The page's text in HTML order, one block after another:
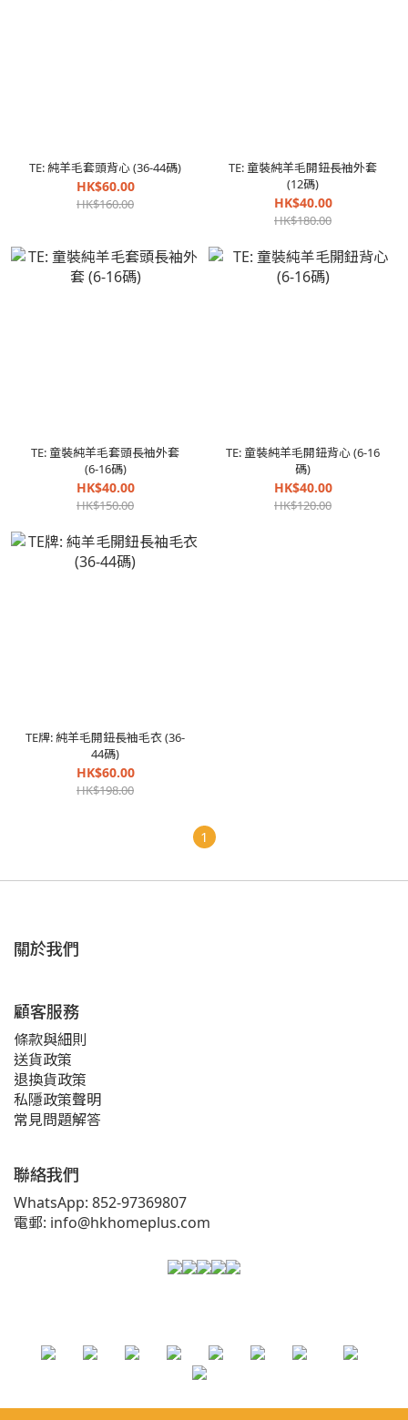
TE: 純羊毛套頭背心 (36-44碼)
HK$60.00
HK$160.00
TE: 童裝純羊毛開鈕長袖外套
(12碼)
HK$40.00
HK$180.00
TE: 童裝純羊毛套頭長袖外套
(6-16碼)
HK$40.00
HK$150.00
TE: 童裝純羊毛開鈕背心 (6-16
碼)
HK$40.00
HK$120.00
TE牌: 純羊毛開鈕長袖毛衣 (36-
44碼)
HK$60.00
HK$198.00
1
關於我們
顧客服務
條款與細則
送貨政策
退換貨政策
私隱政策聲明
常見問題解答
聯絡我們
WhatsApp: 852-97369807
電郵: info@hkhomeplus.com